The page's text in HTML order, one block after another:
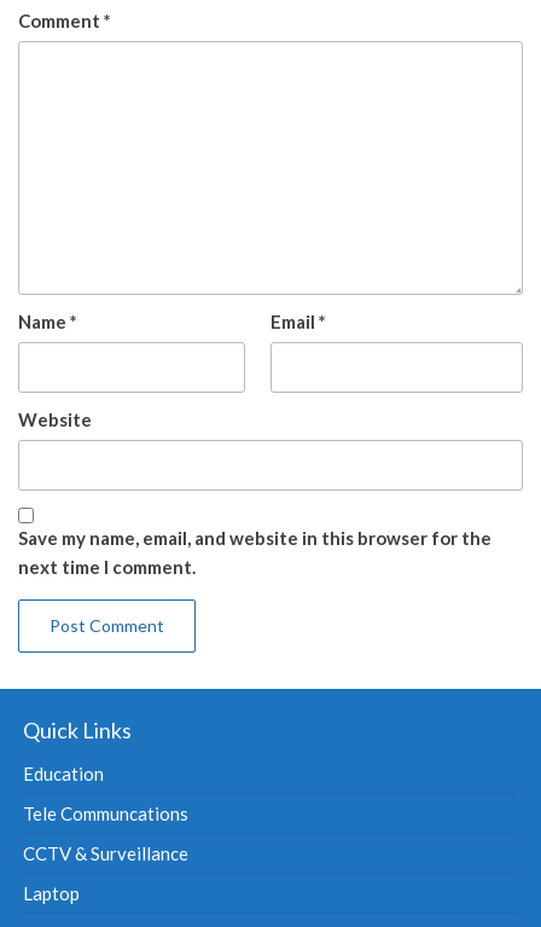
Comment *
Name * Email *
Website
Save my name, email, and website in this browser for the
next time I comment.
Quick Links
Education
Tele Communcations
CCTV & Surveillance
Laptop